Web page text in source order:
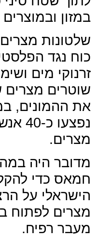
במזון
שלטונות
כוח נגד
זרנוקי מים
שוטרים מצרים
את ההמונים,
נפצעו
מצרים.
מדובר היה
חמאס כדי
הישראלי על
מצרים לפתוח
מעבר רפיח.